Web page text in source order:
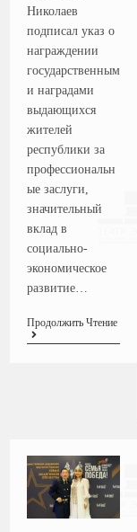
Николаев
подписал указ о
награждении
государственным
и наградами
выдающихся
жителей
республики за
профессиональн
ые заслуги,
значительный
вклад в
социально-
экономическое
развитие…
Продолжить Чтение